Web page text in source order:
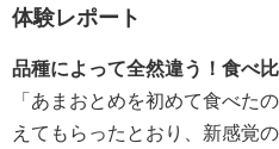
体験レポート
品種によって全然違う！食べ
「あまおとめを初めて食べた
えてもらったとおり、新感覚